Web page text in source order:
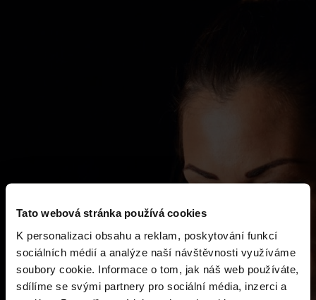
Tato webová stránka používá cookies
K personalizaci obsahu a reklam, poskytování funkcí
sociálních médií a analýze naší návštěvnosti využíváme
soubory cookie. Informace o tom, jak náš web používáte,
sdílíme se svými partnery pro sociální média, inzerci a